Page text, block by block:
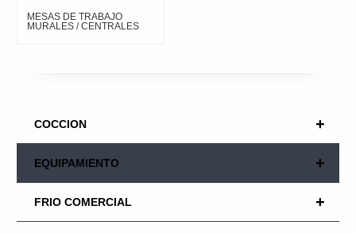
MESAS DE TRABAJO
MURALES / CENTRALES
+
COCCION
+
EQUIPAMIENTO
+
FRIO COMERCIAL